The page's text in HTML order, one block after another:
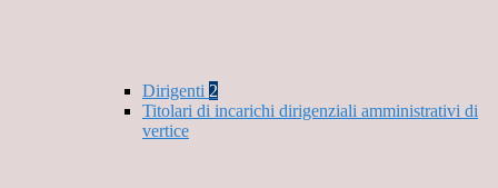
Dirigenti 2
Titolari di incarichi dirigenziali amministrativi di
vertice